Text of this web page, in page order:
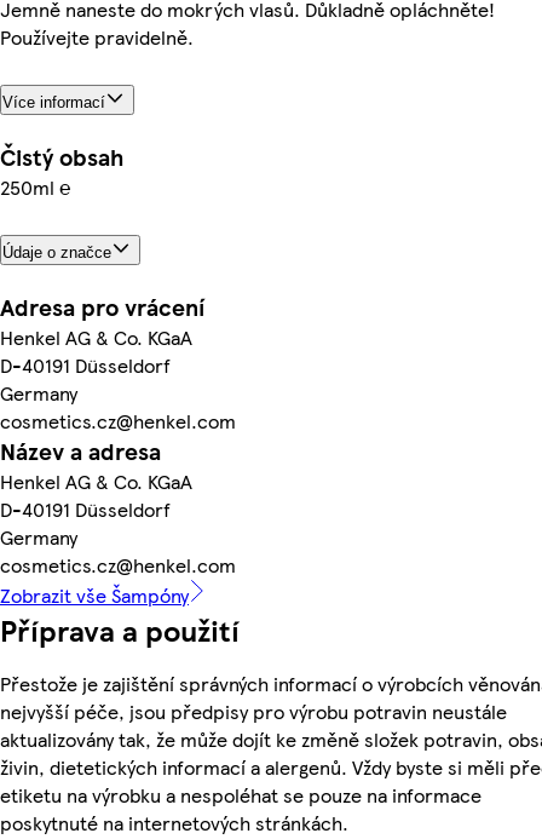
Jemně naneste do mokrých vlasů. Důkladně opláchněte!
Používejte pravidelně.
Více informací
Čistý obsah
250ml ℮
Údaje o značce
Adresa pro vrácení
Henkel AG & Co. KGaA
D-40191 Düsseldorf
Germany
cosmetics.cz@henkel.com
Název a adresa
Henkel AG & Co. KGaA
D-40191 Düsseldorf
Germany
cosmetics.cz@henkel.com
Zobrazit vše Šampóny
Příprava a použití
Přestože je zajištění správných informací o výrobcích
nejvyšší péče, jsou předpisy pro výrobu potravin neustále
aktualizovány tak, že může dojít ke změně složek potravin,
živin, dietetických informací a alergenů. Vždy byste si měli
etiketu na výrobku a nespoléhat se pouze na informace
poskytnuté na internetových stránkách.